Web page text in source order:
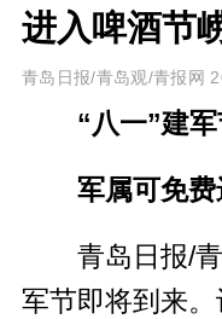
进入啤酒节
青岛日报/青岛观/青报网
“八一”建
军属可免
青岛日报/
军节即将到来